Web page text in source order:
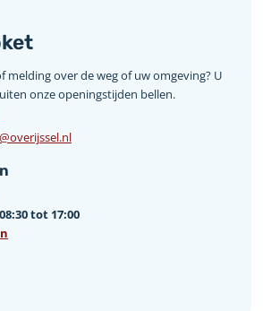
melding over de weg of uw omgeving? U
onze openingstijden bellen.
tot 17:00